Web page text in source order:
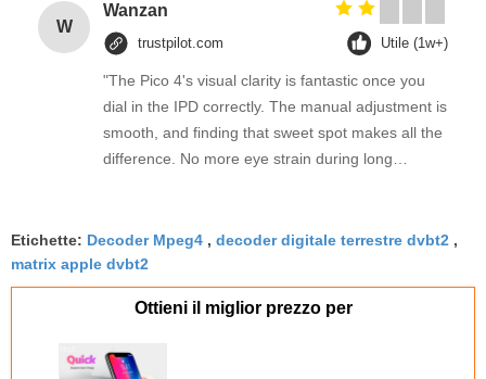
W
Wanzan
trustpilot.com Utile (1w+)
"The Pico 4's visual clarity is fantastic once you
dial in the IPD correctly. The manual adjustment is
smooth, and finding that sweet spot makes all the
difference. No more eye strain during long
fantastic once you dial in the IPD correctly. The
manual adjustment is smooth, and finding that
sweet spot makes all the difference. No more eye
strain during long sessions. Highly recommend
visual clarity is fantastic once you dial in the IPD
Etichette: Decoder Mpeg4 , decoder digitale terrestre dvbt2 ,
matrix apple dvbt2
Ottieni il miglior prezzo per